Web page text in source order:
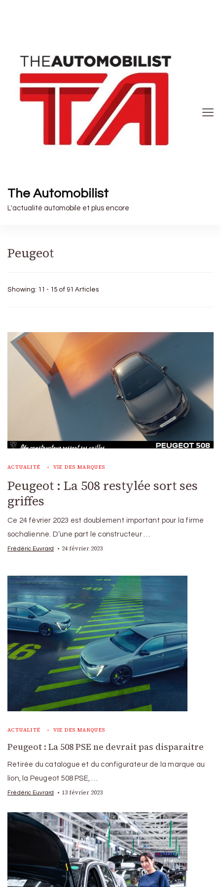
The Automobilist
L'actualité automobile et plus encore
Peugeot
Showing: 11 - 15 of 91 Articles
ACTUALITÉ VIE DES MARQUES
Peugeot : La 508 restylée sort ses
griffes
Ce 24 février 2023 est doublement important pour la firme
sochalienne. D’une part le constructeur …
Frédéric Euvrard 24 février 2023
ACTUALITÉ VIE DES MARQUES
Peugeot : La 508 PSE ne devrait pas disparaitre
Retirée du catalogue et du configurateur de la marque au
lion, la Peugeot 508 PSE, …
Frédéric Euvrard 13 février 2023